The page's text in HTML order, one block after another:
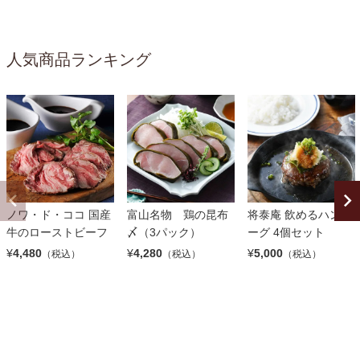
人気商品ランキング
ノワ・ド・ココ 国産
牛のローストビーフ
¥4,480 （税込）
富山名物 鶏の昆布
〆（3パック）
¥4,280 （税込）
将泰庵 飲めるハンバ
ーグ 4個セット
¥5,000 （税込）